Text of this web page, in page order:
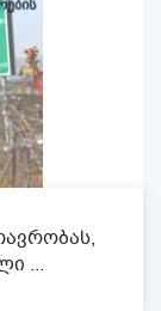
...